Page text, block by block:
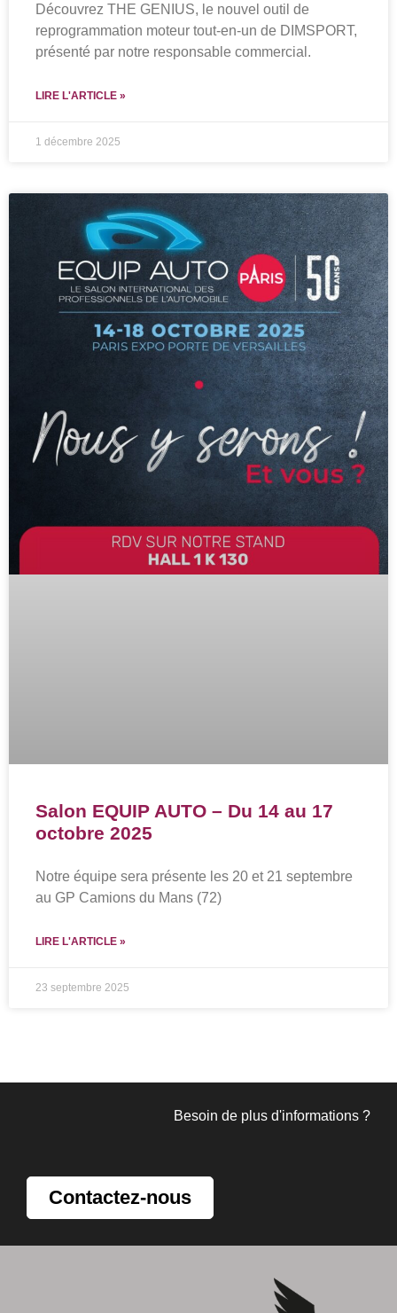
Découvrez THE GENIUS, le nouvel outil de
reprogrammation moteur tout-en-un de DIMSPORT,
présenté par notre responsable commercial.
LIRE L'ARTICLE »
1 décembre 2025
Salon EQUIP AUTO – Du 14 au 17
octobre 2025
Notre équipe sera présente les 20 et 21 septembre
au GP Camions du Mans (72)
LIRE L'ARTICLE »
23 septembre 2025
Besoin de plus d'informations ?
Contactez-nous